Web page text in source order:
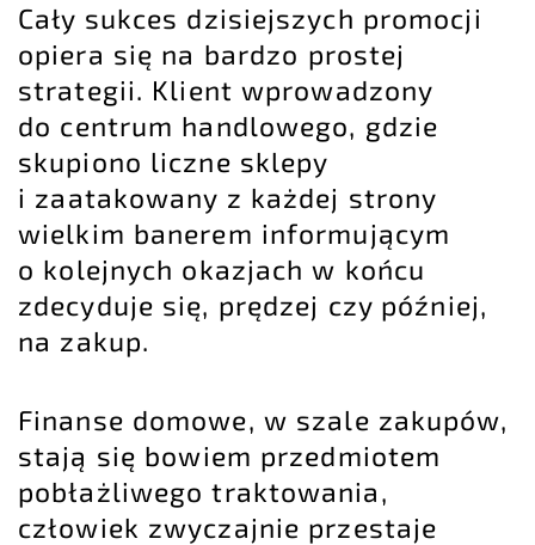
Cały sukces dzisiejszych promocji
opiera się na bardzo prostej
strategii. Klient wprowadzony
do centrum handlowego, gdzie
skupiono liczne sklepy
i zaatakowany z każdej strony
wielkim banerem informującym
o kolejnych okazjach w końcu
zdecyduje się, prędzej czy później,
na zakup.
Finanse domowe, w szale zakupów,
stają się bowiem przedmiotem
pobłażliwego traktowania,
człowiek zwyczajnie przestaje